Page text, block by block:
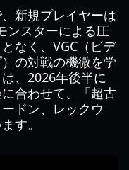
新規プレイヤーは
ンスターによる圧
なく、VGC（ビデ
の対戦の機微を学
、2026年後半に
合わせて、「超古
ドン、レックウ
す。